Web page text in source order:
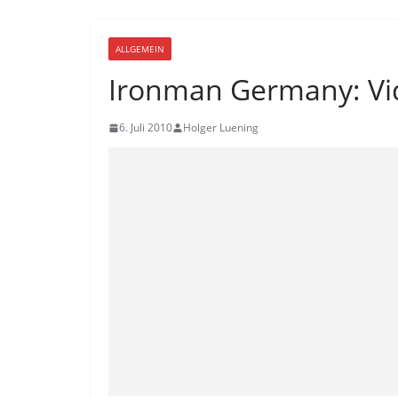
ALLGEMEIN
Ironman Germany:
6. Juli 2010 Holger Luening